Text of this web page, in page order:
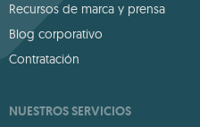
Recursos de marca y prensa
Blog corporativo
Contratación
NUESTROS SERVICIOS